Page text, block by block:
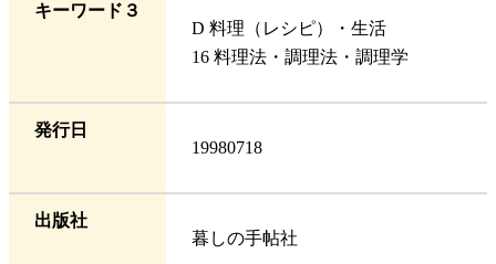
キーワード３
D 料理（レシピ）・生活
16 料理法・調理法・調理学
発行日
19980718
出版社
暮しの手帖社